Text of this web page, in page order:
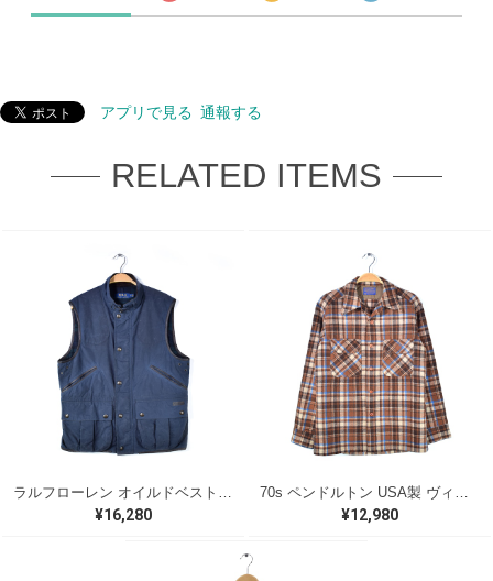
アプリで見る 通報する
RELATED ITEMS
¥16,280 ¥12,980